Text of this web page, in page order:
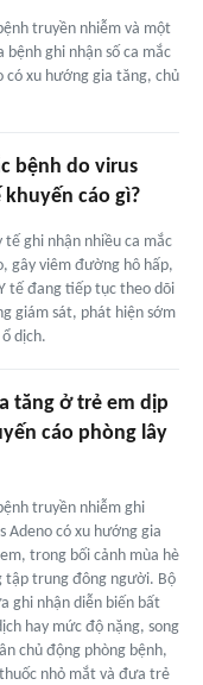
truyền nhiễm và một
bệnh ghi nhận số ca mắc
có xu hướng gia tăng, chủ
bệnh do virus
khuyến cáo gì?
tế ghi nhận nhiều ca mắc
gây viêm đường hô hấp,
tế đang tiếp tục theo dõi
giám sát, phát hiện sớm
dịch.
tăng ở trẻ em dịp
cáo phòng lây
truyền nhiễm ghi
Adeno có xu hướng gia
trong bối cảnh mùa hè
tập trung đông người. Bộ
ghi nhận diễn biến bất
hay mức độ nặng, song
chủ động phòng bệnh,
nhỏ mắt và đưa trẻ